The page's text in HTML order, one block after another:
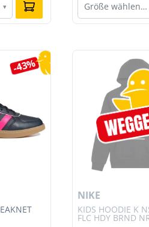
▾ Größe wählen…
-43%
KIDS HOODIE K
FLC HDY BRND
NIKE